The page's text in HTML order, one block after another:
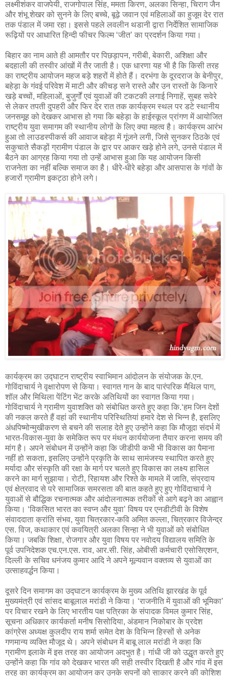
लक्ष्मीशंकर वाजपेयी, राजगोपाल सिंह, ममता किरण, अलका सिन्हा, चिराग जैन
और शंभू शेखर को सुनने के लिए बच्चे, बूढ़े जवान एवं महिलाओं का हुजूम देर रात
तक पंडाल में जमा रहा। इससे पहले लवलीन थडानी द्वारा निर्देशित सामाजिक
रूढ़ियों पर आधारित हिन्दी फीचर फिल्म ‘जीत’ का प्रदर्शन किया गया।
बिहार का नाम आते ही आमतौर पर पिछड़ापन, गरीबी, बेकारी, अशिक्षा और
बदहाली की तस्वीर आंखों में तैर जाती है। एक धारणा यह भी है कि किसी तरह
का राष्ट्रीय आयोजन महज बड़े शहरों में होते हैं। दरभंगा के दूरदराज के बेनीपुर,
बहेड़ा के गंवई परिवेश में माटी और कीचड़ सने रास्ते और उन रास्तों के किनारे
खड़े बच्चों, महिलाओं, बुजुर्गों एवं युवाओं की टकटकी लगाई निगाहें, सुबह सवेरे
से लेकर तपती दुपहरी और फिर देर रात तक कार्यक्रम स्थल पर डटे स्थानीय
जनसमूह को देखकर आभास हो गया कि बहेड़ा के हाईस्कूल प्रांगण में आयोजित
राष्ट्रीय युवा समागम की स्थानीय लोगों के लिए क्या महत्व है। कार्यक्रम आरंभ
हुआ तो लाउडस्पीकर्स की आवाज बहेड़ा में गूंजने लगी, जिसे सुनकर ठिठके एवं
सकुचाते सैकड़ों ग्रामीण पंडाल के द्वार पर आकर खड़े होने लगे, उनसे पंडाल में
बैठने का आग्रह किया गया तो उन्हें आभास हुआ कि यह आयोजन किसी
राजनेता का नहीं बल्कि समाज का है। धीरे-धीरे बहेड़ा और आसपास के गांवों के
हजारों ग्रामीण इकट्ठा होने लगे।
कार्यक्रम का उद्घाटन राष्ट्रीय स्वाभिमान आंदोलन के संयोजक के.एन.
गोविंदाचार्य ने वृक्षारोपण से किया। स्वागत गान के बाद पारंपरिक मैथिल पाग,
शॉल और मिथिला पेंटिंग भेंट करके अतिथियों का स्वागत किया गया।
गोविंदाचार्य ने ग्रामीण युवाशक्ति को संबोधित करते हुए कहा कि.‘हम जिन देशों
की नकल करते हैं वहां की स्थानीय परिस्थितियां हमारे देश से भिन्न है, इसलिए
अंधपिष्मोन्मुखीकरण से बचने की सलाह देते हुए उन्होंने कहा कि मौजूदा संदर्भ में
भारत-विकास-युवा के समेकित रूप पर मंथन कार्ययोजना तैयार करना समय की
मांग है। अपने संबोधन में उन्होंने कहा कि जीडीपी कभी भी विकास का पैमाना
नहीं हो सकता, इसलिए उन्होंने प्रकृति के साथ सामंजस्य स्थापित करते हुए
मर्यादा और संस्कृति की रक्षा के मार्ग पर चलते हुए विकास का लक्ष्य हासिल
करने का मार्ग सुझाया। रोटी, रिहायश और रिश्ते के मामले में जाति, संप्रदाय
एवं क्षेत्रवाद से परे सामाजिक समरसता की बात कहते हुए हुए गोविंदाचार्य ने
युवाओं से बौद्धिक रचनात्मक और आंदोलनात्मक तरीकों से आगे बढ़ने का आह्वान
किया। ‘विकसित भारत का स्वप्न और युवा’ विषय पर एनडीटीवी के विशेष
संवाददाता क्रांति संभव, युवा चित्रकार-कवि अमित कल्ला, चित्रकार विजेन्द्र
एस. विज, कथाकार एवं कवयित्री अलका सिन्हा ने भी युवाओं को संबोधित
किया। जबकि शिक्षा, रोजगार और युवा विषय पर नवोदय विद्यालय समिति के
पूर्व उपनिदेशक एच.एन.एस. राव, आर.सी. सिंह, ओबीसी कर्मचारी एसोसिएशन,
दिल्ली के सचिव धनंजय कुमार आदि ने अपने मूल्यवान वक्तव्य से युवाओं का
उत्साहवर्द्धन किया।
दूसरे दिन समागम का उद्‍घाटन कार्यक्रम के मुख्य अतिथि झारखंड के पूर्व
मुख्यमंत्री एवं सांसद बाबूलाल मरांडी ने किया। ‘राजनीति में युवाओं की भूमिका’
पर विचार रखने के लिए भारतीय पक्ष पत्रिका के संपादक विमल कुमार सिंह,
सूचना अधिकार कार्यकर्ता मनीष सिसोदिया, अंडमान निकोबार के प्रदेश
कांग्रेस अध्यक्ष कुलदीप राय शर्मा समेत देश के विभिन्न हिस्सों से अनेक
गणमान्य व्यक्ति मौजूद थे। अपने संबोधन में बाबू लाल मरांडी ने कहा कि
ग्रामीण इलाके में इस तरह का आयोजन अदभुत है। गांधी जी को उद्धृत करते हुए
उन्होंने कहा कि गांव को देखकर भारत की सही तस्वीर दिखती है और गांव में इस
तरह का कार्यक्रम का आयोजन कर उनके सपनों को साकार करने की कोशिश